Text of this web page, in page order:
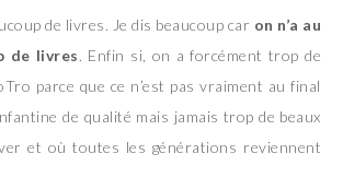
de livres. Je dis beaucoup car on n’a au
de livres. Enfin si, on a forcément trop de
parce que ce n’est pas vraiment au final
de qualité mais jamais trop de beaux
et où toutes les générations reviennent